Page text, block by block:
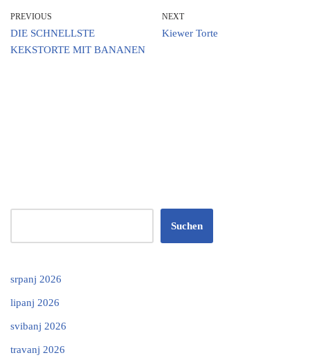
PREVIOUS
DIE SCHNELLSTE
KEKSTORTE MIT BANANEN
NEXT
Kiewer Torte
Suchen
srpanj 2026
lipanj 2026
svibanj 2026
travanj 2026